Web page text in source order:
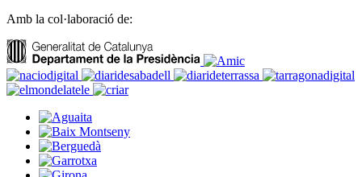
Amb la col·laboració de: